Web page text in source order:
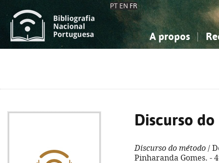
PT EN FR
A propos
Discurso
Discurso do método /
Pinharanda Gomes. -